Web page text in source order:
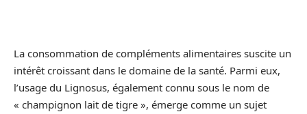
La consommation de compléments alimentaires suscite un
intérêt croissant dans le domaine de la santé. Parmi eux,
l’usage du Lignosus, également connu sous le nom de
« champignon lait de tigre », émerge comme un sujet